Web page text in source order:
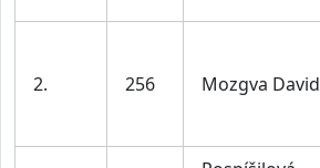
2. 256 Mozgva David